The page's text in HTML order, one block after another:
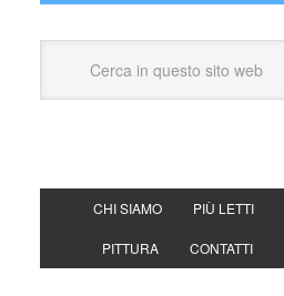
CHI SIAMO PIÙ LETTI
PITTURA CONTATTI